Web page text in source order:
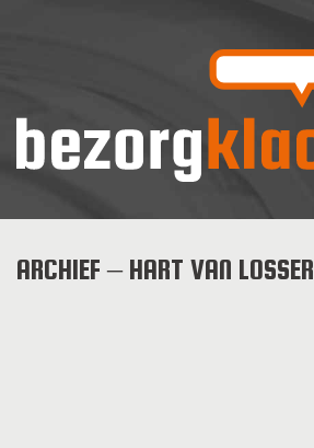
ARCHIEF – HART VAN LOSSER